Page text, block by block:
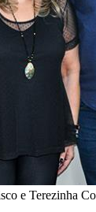
e Terezinha